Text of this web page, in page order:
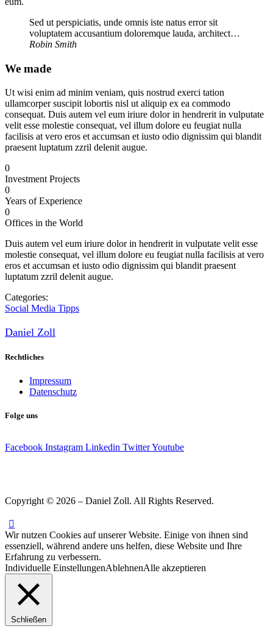
Sed ut perspiciatis, unde omnis iste natus error sit
voluptatem accusantium doloremque lauda, architect…
Robin Smith
We made
Ut wisi enim ad minim veniam, quis nostrud exerci tation
ullamcorper suscipit lobortis nisl ut aliquip ex ea commodo
consequat. Duis autem vel eum iriure dolor in hendrerit in vulputate
velit esse molestie consequat, vel illum dolore eu feugiat nulla
facilisis at vero eros et accumsan et iusto odio dignissim qui blandit
praesent luptatum zzril delenit augue.
0
Investment Projects
0
Years of Experience
0
Offices in the World
Duis autem vel eum iriure dolor in hendrerit in vulputate velit esse
molestie consequat, vel illum dolore eu feugiat nulla facilisis at vero
eros et accumsan et iusto odio dignissim qui blandit praesent
luptatum zzril delenit augue.
Categories:
Social Media Tipps
Daniel Zoll
Rechtliches
Impressum
Datenschutz
Folge uns
Facebook Instagram Linkedin TwitterYoutube
Copyright © 2026 – Daniel Zoll. All Rights Reserved.
Wir nutzen Cookies auf unserer Website. Einige von ihnen sind
essenziell, während andere uns helfen, diese Website und Ihre
Erfahrung zu verbessern.
Individuelle EinstellungenAblehnenAlle akzeptieren
Schließen